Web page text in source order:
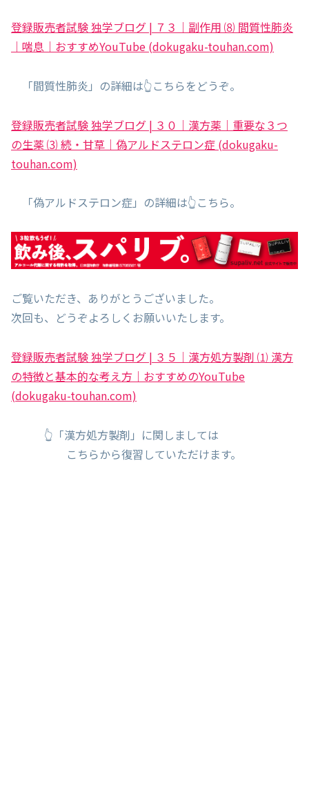
登録販売者試験 独学ブログ | ７３｜副作用 ⑻ 間質性肺炎
｜喘息｜おすすめYouTube (dokugaku-touhan.com)
「間質性肺炎」の詳細は👆こちらをどうぞ。
登録販売者試験 独学ブログ | ３０｜漢方薬｜重要な３つ
の生薬 ⑶ 続・甘草｜偽アルドステロン症 (dokugaku-
touhan.com)
「偽アルドステロン症」の詳細は👆こちら。
ご覧いただき、ありがとうございました。
次回も、どうぞよろしくお願いいたします。
登録販売者試験 独学ブログ | ３５｜漢方処方製剤 ⑴ 漢方
の特徴と基本的な考え方｜おすすめのYouTube
(dokugaku-touhan.com)
👆「漢方処方製剤」に関しましては
こちらから復習していただけます。